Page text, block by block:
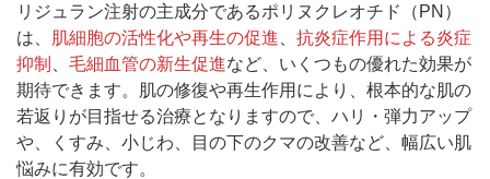
リジュラン注射の主成分であるポリヌクレオチド（PN）
は、
肌細胞の活性化や再生の促進
抗炎症作用による炎症
抑制
毛細血管の新生促進など、いくつもの優れた効果が
期待できます。肌の修復や再生作用により、根本的な肌の
若返りが目指せる治療となりますので、ハリ・弾力アップ
や、くすみ、小じわ、目の下のクマの改善など、幅広い肌
悩みに有効です。